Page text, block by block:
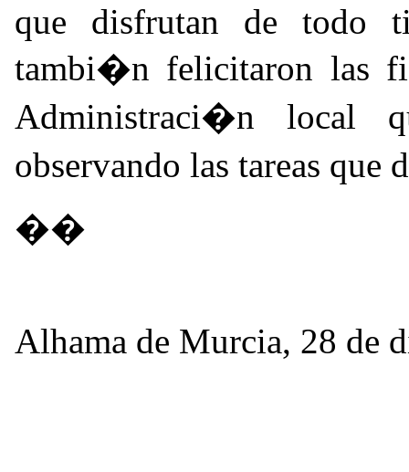
que disfrutan de todo
tambi�n felicitaron las
Administraci�n local
observando las tareas
��
Alhama de Murcia, 28 de